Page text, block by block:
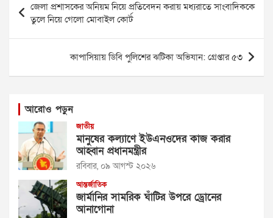
navigation
জেলা প্রশাসকের অনিয়ম নিয়ে প্রতিবেদন করায় মধ্যরাতে সাংবাদিককে
তুলে নিয়ে গেলো মোবাইল কোর্ট
কাপাসিয়ায় ডিবি পুলিশের ঝটিকা অভিযান: গ্রেপ্তার ৫৩
আরোও পড়ুন
জাতীয়
মানুষের কল্যাণে ইউএনওদের কাজ করার
আহ্বান প্রধানমন্ত্রীর
রবিবার, ০৯ আগস্ট ২০২৬
আন্তর্জাতিক
জার্মানির সামরিক ঘাঁটির উপরে ড্রোনের
আনাগোনা